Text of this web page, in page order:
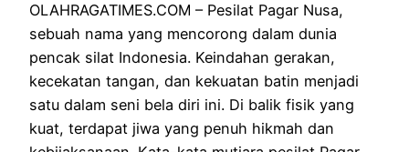
OLAHRAGATIMES.COM – Pesilat Pagar Nusa,
sebuah nama yang mencorong dalam dunia
pencak silat Indonesia. Keindahan gerakan,
kecekatan tangan, dan kekuatan batin menjadi
satu dalam seni bela diri ini. Di balik fisik yang
kuat, terdapat jiwa yang penuh hikmah dan